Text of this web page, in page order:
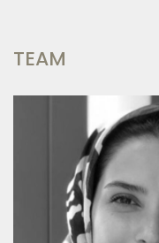
TEAM